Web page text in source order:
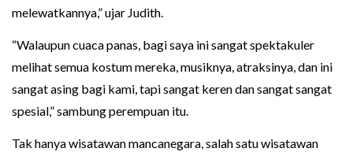
melewatkannya,” ujar Judith.
“Walaupun cuaca panas, bagi saya ini sangat spektakuler
melihat semua kostum mereka, musiknya, atraksinya, dan ini
sangat asing bagi kami, tapi sangat keren dan sangat sangat
spesial,” sambung perempuan itu.
Tak hanya wisatawan mancanegara, salah satu wisatawan